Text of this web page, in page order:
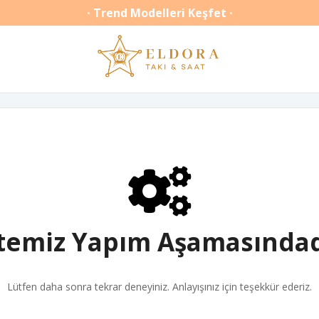
• Trend Modelleri Keşfet •
Yapım
Lütfen daha sonra tekrar deneyiniz. Anlayışınız için teşekkür ederiz.